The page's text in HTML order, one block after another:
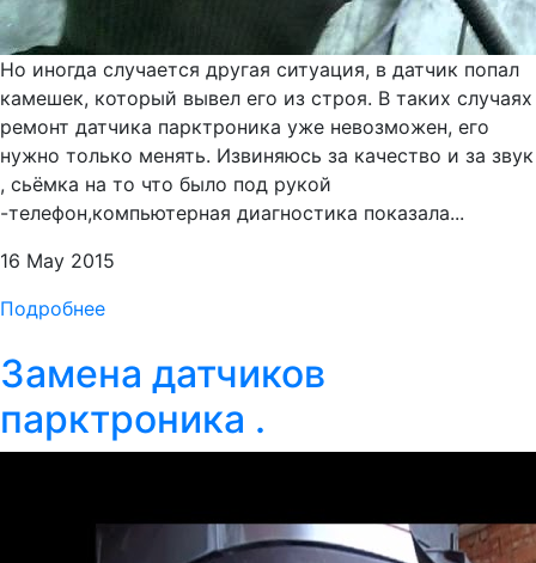
Но иногда случается другая ситуация, в датчик попал
камешек, который вывел его из строя. В таких случаях
ремонт датчика парктроника уже невозможен, его
нужно только менять. Извиняюсь за качество и за звук
, сьёмка на то что было под рукой
-телефон,компьютерная диагностика показала...
16 May 2015
Подробнее
Замена датчиков
парктроника .